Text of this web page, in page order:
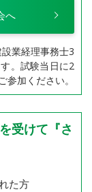
へ
業経理事務士3
。試験当日に2
加ください。
受けて『さ
た方